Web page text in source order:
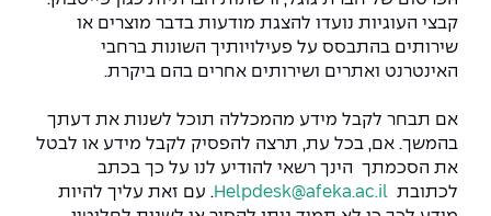
קבצי העוגיות נועדו להצגת מודעות בדבר מוצרים או
שירותים בהתבסס על פעילויותיך השונות ברחבי
האינטרנט ואתרים ושירותים אחרים בהם ביקרת.
אם תבחר לקבל מידע מהמכללה תוכל לשנות את דעתך
בהמשך. אם, בכל עת, תרצה להפסיק לקבל מידע או לבטל
את הסכמתך הינך רשאי להודיע לנו על כך בכתב
לכתובת Helpdesk@afeka.ac.il . עם זאת עליך להיות